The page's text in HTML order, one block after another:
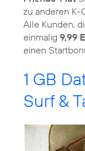
zu anderen K-
Alle Kunden,
einmalig 9,99
einen
1 GB
Surf &